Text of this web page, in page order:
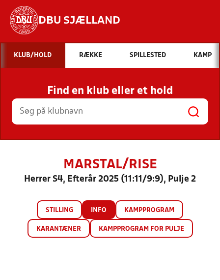
DBU SJÆLLAND
Hvad vil du søge efter?
INDHOLD OG NYHEDER
STILLINGER, RESULTATER, KLUBBER OG
HOLD
KLUB/HOLD RÆKKE SPILLESTED KAMP
Find en klub eller et hold
MARSTAL/RISE
Herrer S4, Efterår 2025 (11:11/9:9), Pulje 2
STILLING INFO KAMPPROGRAM
KARANTÆNER KAMPPROGRAM FOR PULJE